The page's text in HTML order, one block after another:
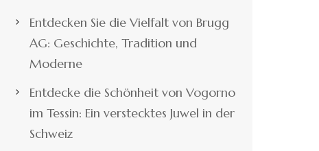
Entdecken Sie die Vielfalt von Brugg
AG: Geschichte, Tradition und
Moderne
Entdecke die Schönheit von Vogorno
im Tessin: Ein verstecktes Juwel in der
Schweiz